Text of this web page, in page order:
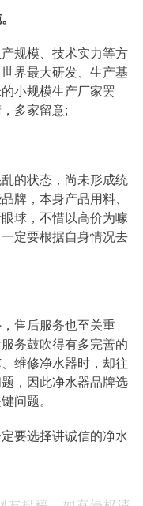
规模、技术实力等方
界最大研发、生产基
小规模生产厂家罢
多家留意;
的状态，尚未形成统
牌，本身产品用料、
球，不惜以高价为噱
定要根据自身情况去
售后服务也至关重
务鼓吹得有多完善的
维修净水器时，却往
，因此净水器品牌选
问题。
要选择讲诚信的净水